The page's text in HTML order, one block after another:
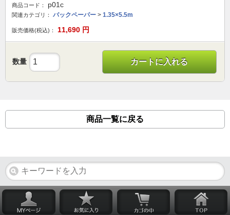
商品コード： p01c
関連カテゴリ： バックペーパー > 1.35×5.5m
販売価格(税込)： 11,690 円
数量 カートに入れる
商品一覧に戻る